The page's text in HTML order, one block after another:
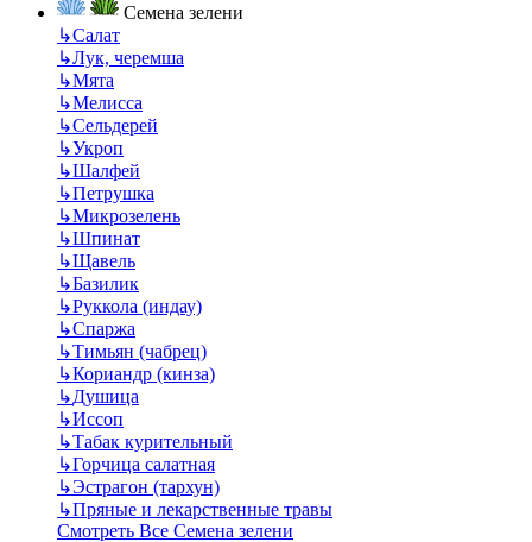
Семена зелени
↳Салат
↳Лук, черемша
↳Мята
↳Мелисса
↳Сельдерей
↳Укроп
↳Шалфей
↳Петрушка
↳Микрозелень
↳Шпинат
↳Щавель
↳Базилик
↳Руккола (индау)
↳Спаржа
↳Тимьян (чабрец)
↳Кориандр (кинза)
↳Душица
↳Иссоп
↳Табак курительный
↳Горчица салатная
↳Эстрагон (тархун)
↳Пряные и лекарственные травы
Смотреть Все Семена зелени